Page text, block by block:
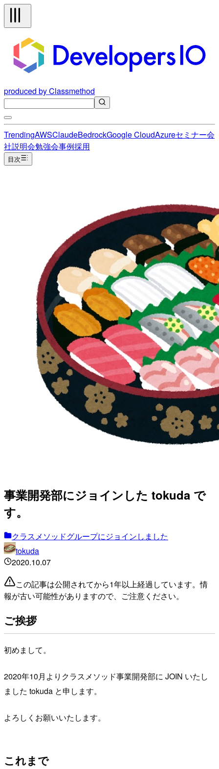
produced by Classmethod
TrendingAWSClaudeBedrockGoogle CloudAzureセミナー会
社説明会勉強会事例採用
目次
事業開発部にジョインした tokuda で
す。
クラスメソッドグループにジョインしました
tokuda
2020.10.07
この記事は公開されてから1年以上経過しています。情
報が古い可能性がありますので、ご注意ください。
ご挨拶
初めまして。
2020年10月よりクラスメソッド事業開発部に JOIN いたし
ました tokuda と申します。
よろしくお願いいたします。
これまで